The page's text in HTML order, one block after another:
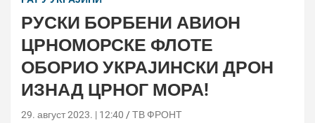
РУСКИ БОРБЕНИ АВИОН
ЦРНОМОРСКЕ ФЛОТЕ
ОБОРИО УКРАЈИНСКИ ДРОН
ИЗНАД ЦРНОГ МОРА!
29. август 2023. | 12:40 ТВ ФРОНТ